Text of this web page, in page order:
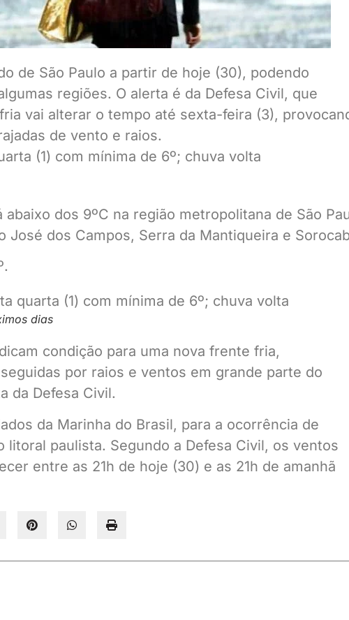
de São Paulo a partir de hoje (30), podendo
regiões. O alerta é da Defesa Civil, que
vai alterar o tempo até sexta-feira (3),
de vento e raios.
dos 9ºC na região metropolitana de São
José dos Campos, Serra da Mantiqueira e
dias
condição para uma nova frente fria,
por raios e ventos em grande parte do
da Defesa Civil.
da Marinha do Brasil, para a ocorrência de
paulista. Segundo a Defesa Civil, os ventos
entre as 21h de hoje (30) e as 21h de amanhã